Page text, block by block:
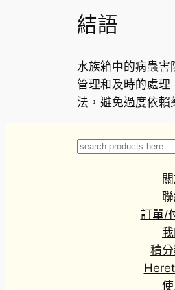
結語
水族箱中的病蟲害
管理和及時的處
法，避免過度依賴
Search
訂單/
積